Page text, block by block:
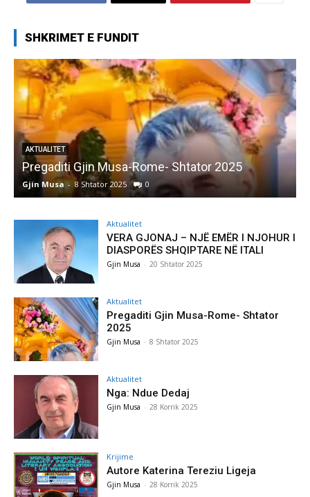
SHKRIMET E FUNDIT
AKTUALITET
Pregaditi Gjin Musa-Rome- Shtator 2025
Gjin Musa - 8 Shtator 2025 0
Aktualitet
VERA GJONAJ – NJË EMËR I NJOHUR I
DIASPORËS SHQIPTARE NË ITALI
Gjin Musa - 20 Shtator 2025
Aktualitet
Pregaditi Gjin Musa-Rome- Shtator
2025
Gjin Musa - 8 Shtator 2025
Aktualitet
Nga: Ndue Dedaj
Gjin Musa - 28 Korrik 2025
Krijime
Autore Katerina Tereziu Ligeja
Gjin Musa - 28 Korrik 2025